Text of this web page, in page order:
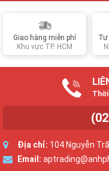
Giao hàng miễn phí
Khu vực TP. HCM
Tư
Thời
Địa chỉ: 104 Nguyễn
Email: